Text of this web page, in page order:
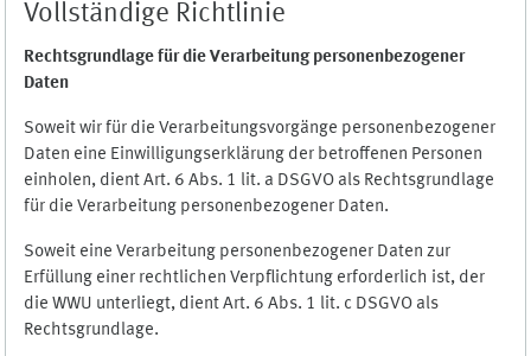
Vollständige Richtlinie
Rechtsgrundlage für die Verarbeitung personenbezogener
Daten
Soweit wir für die Verarbeitungsvorgänge personenbezogener
Daten eine Einwilligungserklärung der betroffenen Personen
einholen, dient Art. 6 Abs. 1 lit. a DSGVO als Rechtsgrundlage
für die Verarbeitung personenbezogener Daten.
Soweit eine Verarbeitung personenbezogener Daten zur
Erfüllung einer rechtlichen Verpflichtung erforderlich ist, der
die WWU unterliegt, dient Art. 6 Abs. 1 lit. c DSGVO als
Rechtsgrundlage.